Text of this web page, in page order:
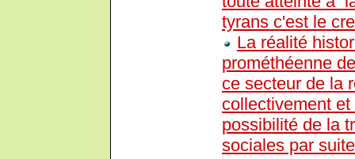
tyrans c'est le
La réalité
prométhéenne
ce secteur de la
collectivement
possibilité de la
sociales par